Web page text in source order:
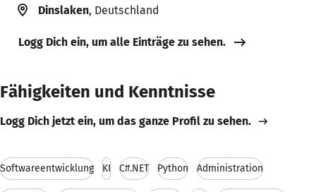
Dinslaken, Deutschland
Logg Dich ein, um alle Einträge zu sehen.
Fähigkeiten und Kenntnisse
Logg Dich jetzt ein, um das ganze Profil zu sehen.
Softwareentwicklung KI C#.NET Python Administration